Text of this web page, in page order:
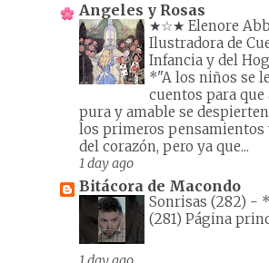
Angeles y Rosas
★☆★ Elenore
Ilustradora de
Infancia y del
*"A los niños se
cuentos para que
pura y amable se
los primeros pensamientos
del corazón, pero ya que...
1 day ago
Bitácora de Macondo
Sonrisas (282) -
(281) Página